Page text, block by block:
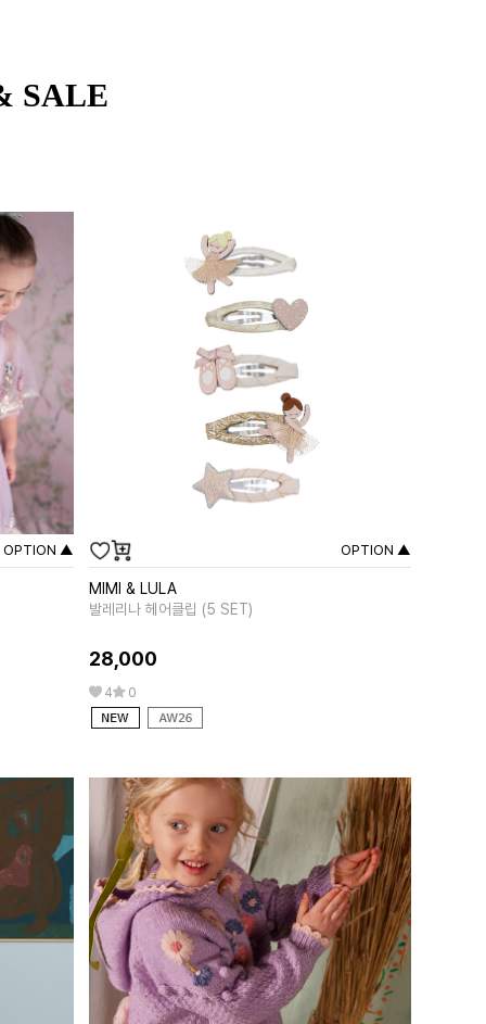
SALE
OPTION ▲ OPTION ▲
MIMI & LULA
발레리나 헤어클립 (5 SET)
28,000
4 0